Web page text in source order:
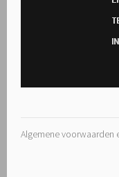
Algemene voorwaarden